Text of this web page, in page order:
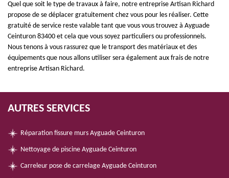
Quel que soit le type de travaux à faire, notre entreprise Artisan Richard
propose de se déplacer gratuitement chez vous pour les réaliser. Cette
gratuité de service reste valable tant que vous vous trouvez à Ayguade
Ceinturon 83400 et cela que vous soyez particuliers ou professionnels.
Nous tenons à vous rassurez que le transport des matériaux et des
équipements que nous allons utiliser sera également aux frais de notre
entreprise Artisan Richard.
AUTRES SERVICES
Réparation fissure murs Ayguade Ceinturon
Nettoyage de piscine Ayguade Ceinturon
Carreleur pose de carrelage Ayguade Ceinturon